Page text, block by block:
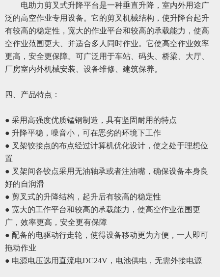
电助力剪叉式升降平台是一种垂直升降，室内外用途广
泛的高空作业专用设备。它的剪叉机械结构，使升降台起升
有较高的稳定性，宽大的作业平台和较高的承载能力，使高
空作业范围更大、并适合多人同时作业。它使高空作业效率
更高，安全更保障。可广泛用于车站、码头、桥梁、大厅、
厂房室内外机械安装、设备维修、建筑保养。
四、 产品特点：
● 采用高强度优质锰钢制造，具有坚固耐用的特点
● 升降平稳，噪音小，可在恶劣的环境下工作
● 叉架铰接点的布点经过计算机优化设计，使之处于理想位
置
● 叉架间各铰点采用无油轴承或者注油嘴，确保设备本身良
好的自润滑
● 剪叉式的升降结构，起升后有较高的稳定性
● 宽大的工作平台和较高的承载能力，使高空作业范围更
广，效率更高，安全更有保障
● 配备的电驱动行走轮，使得设备移动更为方便，一人即可
拖动作业
● 电源电压选用直流电DC24V，电池供电，无需外接电源